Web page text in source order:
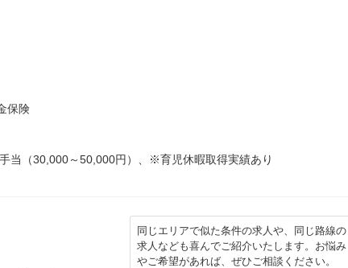
保険
当（30,000～50,000円）、※育児休暇取得実績あり
同じエリアで似た条件の求人や、同じ路線の
求人なども喜んでご紹介いたします。お悩み
やご希望があれば、ぜひご相談ください。